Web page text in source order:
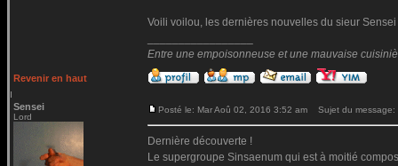
Voili voilou, les dernières nouvelles du sieur Sensei
Entre une empoisonneuse et une mauvaise
Revenir en haut
Sensei
Lord
Posté le: Mar Aoû 02, 2016 3:52 am Sujet du message:
Dernière découverte !
Le supergroupe Sinsaenum qui est à moitié